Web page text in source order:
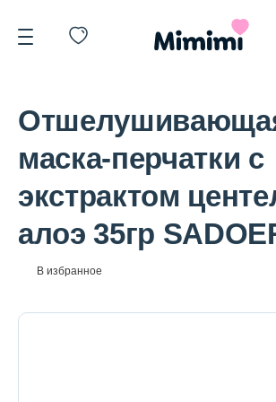
*OVERSTOCK -30%
Уход за лицом
маска-перчатки с
экстрактом
алоэ 35гр
В избранное